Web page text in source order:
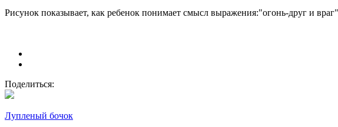
Рисунок показывает, как ребенок понимает смысл выражения:"огонь-друг и
Поделиться:
Лупленый бочок